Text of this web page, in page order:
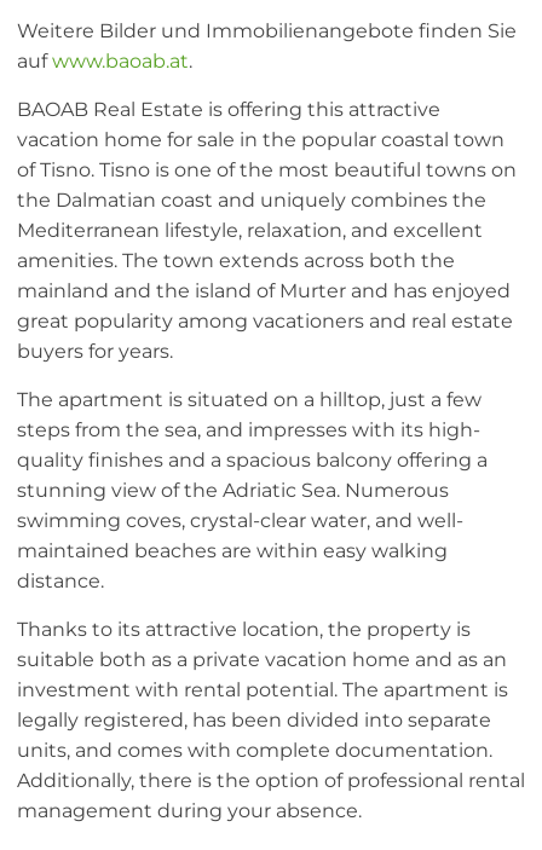
Weitere Bilder und Immobilienangebote finden Sie
aufwww.baoab.at.
BAOAB Real Estate is offering this attractive
vacation home for sale in the popular coastal town
of Tisno. Tisno is one of the most beautiful towns on
the Dalmatian coast and uniquely combines the
Mediterranean lifestyle, relaxation, and excellent
amenities. The town extends across both the
mainland and the island of Murter and has enjoyed
great popularity among vacationers and real estate
buyers for years.
The apartment is situated on a hilltop, just a few
steps from the sea, and impresses with its high-
quality finishes and a spacious balcony offering a
stunning view of the Adriatic Sea. Numerous
swimming coves, crystal-clear water, and well-
maintained beaches are within easy walking
distance.
Thanks to its attractive location, the property is
suitable both as a private vacation home and as an
investment with rental potential. The apartment is
legally registered, has been divided into separate
units, and comes with complete documentation.
Additionally, there is the option of professional rental
management during your absence.